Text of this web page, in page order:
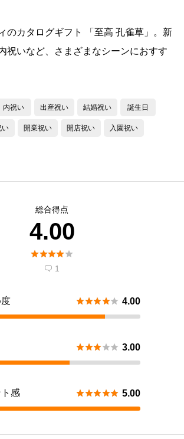
のカタログギフト 「至高 孔雀草」。新
祝いなど、さまざまなシーンにおすす
内祝い 出産祝い 結婚祝い 誕生日
い 開業祝い 開店祝い 入園祝い
総合得点
4.00

 1
 4.00
 3.00
感  5.00